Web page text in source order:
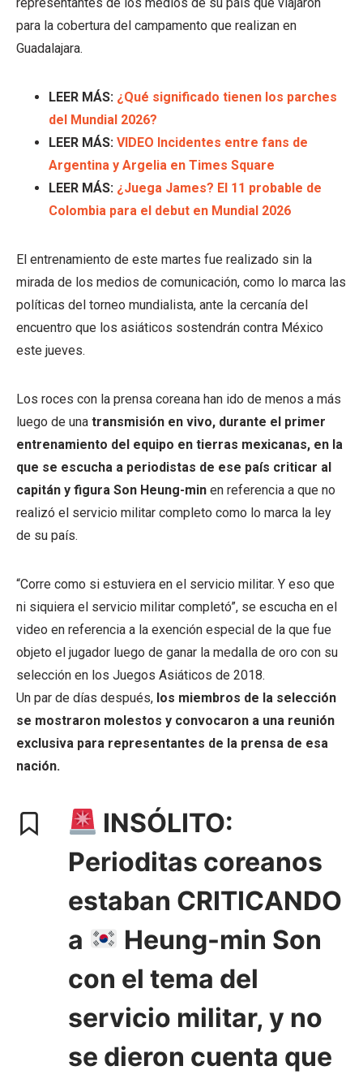
para la cobertura del campamento que realizan en
Guadalajara.
LEER MÁS: ¿Qué significado tienen los parches
del Mundial 2026?
LEER MÁS: VIDEO Incidentes entre fans de
Argentina y Argelia en Times Square
LEER MÁS: ¿Juega James? El 11 probable de
Colombia para el debut en Mundial 2026
El entrenamiento de este martes fue realizado sin la
mirada de los medios de comunicación, como lo marca las
políticas del torneo mundialista, ante la cercanía del
encuentro que los asiáticos sostendrán contra México
este jueves.
Los roces con la prensa coreana han ido de menos a más
luego de una transmisión en vivo, durante el primer
entrenamiento del equipo en tierras mexicanas, en la
que se escucha a periodistas de ese país criticar al
capitán y figura Son Heung-min en referencia a que no
realizó el servicio militar completo como lo marca la ley
de su país.
“Corre como si estuviera en el servicio militar. Y eso que
ni siquiera el servicio militar completó”, se escucha en el
video en referencia a la exención especial de la que fue
objeto el jugador luego de ganar la medalla de oro con su
selección en los Juegos Asiáticos de 2018.
Un par de días después, los miembros de la selección
se mostraron molestos y convocaron a una reunión
exclusiva para representantes de la prensa de esa
nación.
INSÓLITO:
Perioditas coreanos
estaban CRITICANDO
a
Heung-min Son
con el tema del
servicio militar, y no
se dieron cuenta que